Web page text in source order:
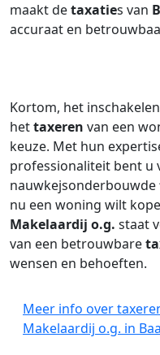
maakt detaxaties van
accuraat en
Kortom, het
hettaxeren van een
keuze. Met hun
professionaliteit bent u
nauwkejsonderbouwde
nu een woning wilt
Makelaardij o.g. staat
van een betrouwbare
wensen en behoeften.
Meer info over
Makelaardij o.g. in